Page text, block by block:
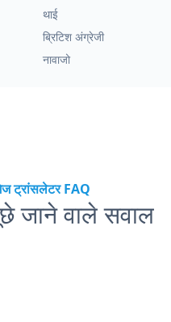
थाई
ब्रिटिश अंग्रेजी
नावाजो
ट्रांसलेटर FAQ
जाने वाले सवाल